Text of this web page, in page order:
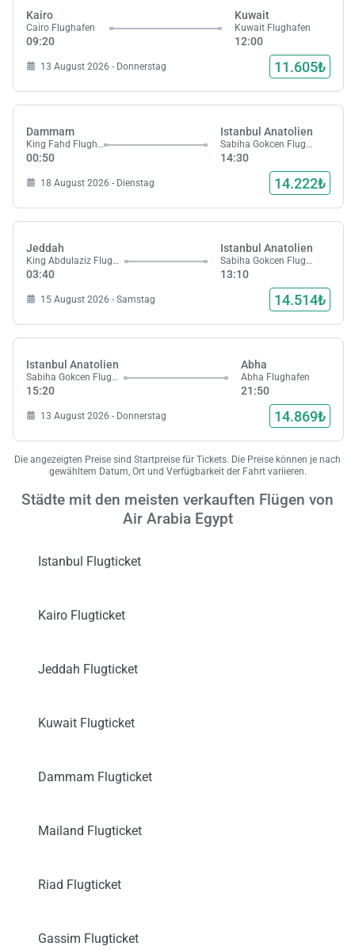
Kairo
Cairo Flughafen
09:20
Kuwait
Kuwait Flughafen
12:00
13 August 2026 - Donnerstag 11.605₺
Dammam
King Fahd Flughafen
00:50
Istanbul Anatolien
Sabiha Gokcen Flughafen
14:30
18 August 2026 - Dienstag 14.222₺
Jeddah
King Abdulaziz Flughafen
03:40
Istanbul Anatolien
Sabiha Gokcen Flughafen
13:10
15 August 2026 - Samstag 14.514₺
Istanbul Anatolien
Sabiha Gokcen Flughafen
15:20
Abha
Abha Flughafen
21:50
13 August 2026 - Donnerstag 14.869₺
Die angezeigten Preise sind Startpreise für Tickets. Die Preise können je nach
gewähltem Datum, Ort und Verfügbarkeit der Fahrt variieren.
Städte mit den meisten verkauften Flügen von
Air Arabia Egypt
Istanbul Flugticket
Kairo Flugticket
Jeddah Flugticket
Kuwait Flugticket
Dammam Flugticket
Mailand Flugticket
Riad Flugticket
Gassim Flugticket